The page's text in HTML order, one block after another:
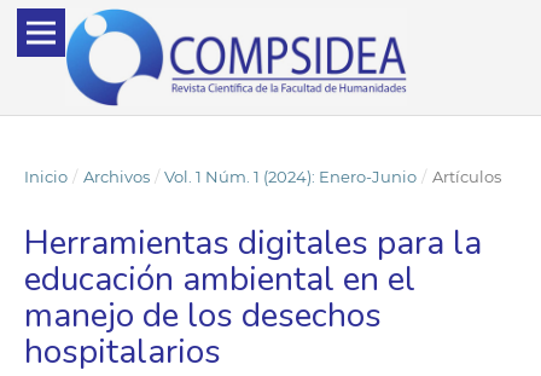
Inicio / Archivos / Vol. 1 Núm. 1 (2024): Enero-Junio / Artículos
Herramientas digitales para la
educación ambiental en el
manejo de los desechos
hospitalarios